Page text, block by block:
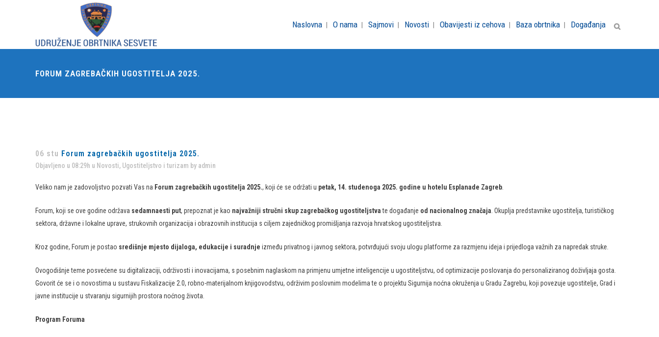
Naslovna O nama Sajmovi Novosti Obavijesti iz cehova Baza obrtnika Događanja
FORUM ZAGREBAČKIH UGOSTITELJA 2025.
06 stu Forum zagrebačkih ugostitelja 2025.
Objavljeno u 08:29h u Novosti, Ugostiteljstvo i turizam by admin
Veliko nam je zadovoljstvo pozvati Vas na Forum zagrebačkih ugostitelja 2025., koji će se održati u petak, 14. studenoga 2025. godine u hotelu Esplanade Zagreb
Forum, koji se ove godine održava sedamnaesti put, prepoznat je kao najvažniji stručni skup zagrebačkog ugostiteljstvate događanje od nacionalnog značaja . Okuplja predstavnike ugostitelja, turističkog
sektora, državne i lokalne uprave, strukovnih organizacija i obrazovnih institucija s ciljem zajedničkog promišljanja razvoja hrvatskog ugostiteljstva.
Kroz godine, Forum je postao središnje mjesto dijaloga, edukacije i suradnje između privatnog i javnog sektora, potvrđujući svoju ulogu platforme za razmjenu ideja i prijedloga važnih za napredak struke.
Ovogodišnje teme posvećene su digitalizaciji, održivosti i inovacijama, s posebnim naglaskom na primjenu umjetne inteligencije u ugostiteljstvu, od optimizacije poslovanja do personaliziranog doživljaja gosta.
Govorit će se i o novostima u sustavu Fiskalizacije 2.0, robno-materijalnom knjigovodstvu, održivim poslovnim modelima te o projektu Sigurnija noćna okruženja u Gradu Zagrebu, koji povezuje ugostitelje, Grad i
javne institucije u stvaranju sigurnijih prostora noćnog života.
Program Foruma